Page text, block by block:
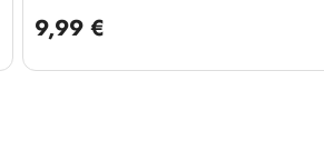
9,99 €